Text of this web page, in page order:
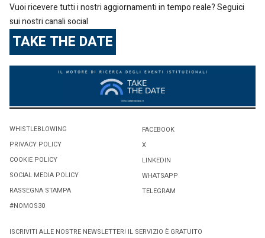
Vuoi ricevere tutti i nostri aggiornamenti in tempo reale? Seguici
sui nostri canali social
TAKE THE DATE
WHISTLEBLOWING
PRIVACY POLICY
COOKIE POLICY
SOCIAL MEDIA POLICY
RASSEGNA STAMPA
#NOMOS30
FACEBOOK
X
LINKEDIN
WHATSAPP
TELEGRAM
ISCRIVITI ALLE NOSTRE NEWSLETTER! IL SERVIZIO È GRATUITO